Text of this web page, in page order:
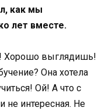
как мы
лет вместе.
Хорошо выглядишь!
Она хотела
Ой! А что с
не интересная. Не